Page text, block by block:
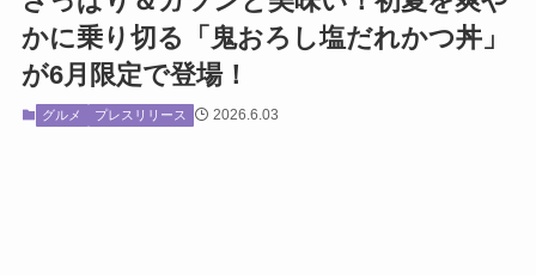
かに乗り切る「鬼おろし塩だれかつ丼」
が6月限定で登場！
グルメ プレスリリース 2026.6.03